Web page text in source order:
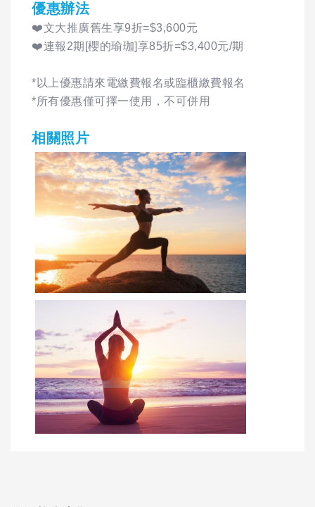
優惠辦法
❤️文大推廣舊生享9折=$3,600元
❤️連報2期[櫻的瑜珈]享85折=$3,400元/期
*以上優惠請來電繳費報名或臨櫃繳費報名
*所有優惠僅可擇一使用，不可併用
相關照片